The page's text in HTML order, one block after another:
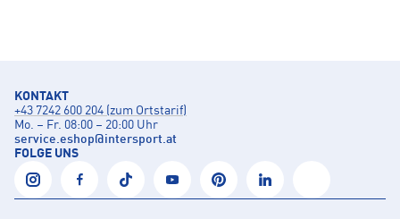
KONTAKT
+43 7242 600 204 (zum Ortstarif)
Mo. – Fr. 08:00 – 20:00 Uhr
service.eshop@intersport.at
FOLGE UNS